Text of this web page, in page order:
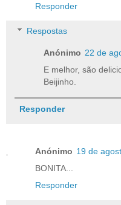
Responder
Respostas
Anónimo 22 de
E melhor, são
Beijinho.
Responder
Anónimo 19 de
BONITA...
Responder